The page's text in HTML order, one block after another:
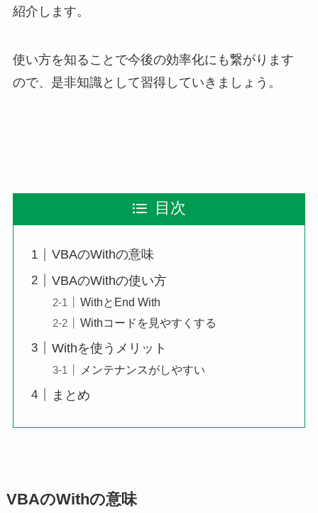
紹介します。
使い方を知ることで今後の効率化にも繋がります
ので、是非知識として習得していきましょう。
目次
VBAのWithの意味
VBAのWithの使い方
WithとEnd With
Withコードを見やすくする
Withを使うメリット
メンテナンスがしやすい
まとめ
VBAのWithの意味